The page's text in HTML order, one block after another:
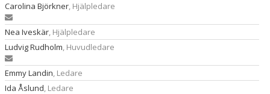
Carolina Björkner, Hjälpledare
Nea Iveskär, Hjälpledare
Ludvig Rudholm, Huvudledare
Emmy Landin, Ledare
Ida Åslund, Ledare